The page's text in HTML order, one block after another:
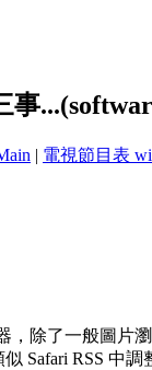
| 電視節目表
，除了一般圖片
Safari RSS 中調